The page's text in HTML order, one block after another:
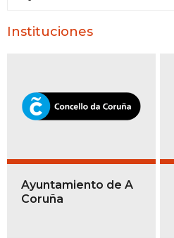
Instituciones
Ayuntamiento de A
Coruña